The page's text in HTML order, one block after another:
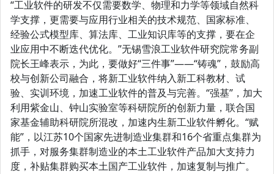
“工业软件的研发不仅需要数学、物理和力学等领域自然科
学支撑，更需要与应用行业相关的技术规范、国家标准、
经验公式模型库、算法库、工业知识库等的支撑，要在企
业应用中不断迭代优化。”无锡雪浪工业软件研究院常务副
院长王峰表示，为此，要做好“三件事”——“铸魂”，鼓励高
校与创新公司融合，将新工业软件纳入新工科教材、试
验、实训环境，加速工业软件的普及与完善。“强基”，加大
利用紫金山、钟山实验室等科研院所的创新力量，联合国
家基金辅助科研院所混改，加速内生新工业软件孵化。“赋
能”，以江苏10个国家先进制造业集群和16个省重点集群为
抓手，对服务集群制造业的本土工业软件产品加大支持力
度，补贴集群购买本土国产工业软件，加速复制与推广。